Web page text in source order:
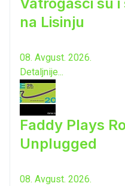
Vatrogasci su
na Lisinju
08. Avgust. 2026.
Detaljnije...
Faddy Plays
Unplugged
08. Avgust. 2026.